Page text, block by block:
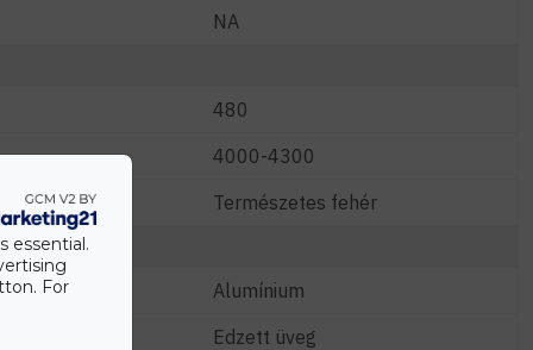
NA
480
4000-4300
Természetes fehér
Alumínium
Edzett üveg
essential.
For